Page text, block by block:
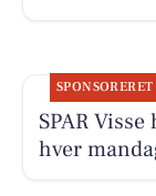
SPONSORERET
SPAR
hver